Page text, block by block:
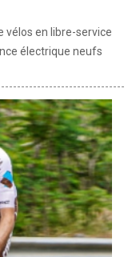
vélos en libre-service
électrique neufs